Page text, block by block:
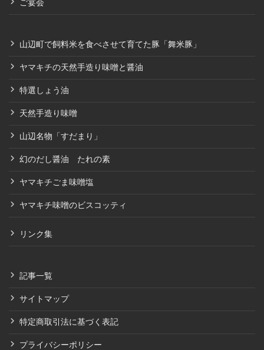
ご宴会
山辺町で飼料米を食べさせて育てた豚「舞米豚」
ヤマキチの天然手造り味噌と醤油
特選しょう油
天然手造り味噌
山辺名物「すだまり」
幻のだし醤油 たれの素
ヤマキチごま味噌塩
ヤマキチ味噌のビスコッティ
リンク集
記事一覧
サイトマップ
特定商取引法に基づく表記
プライバシーポリシー